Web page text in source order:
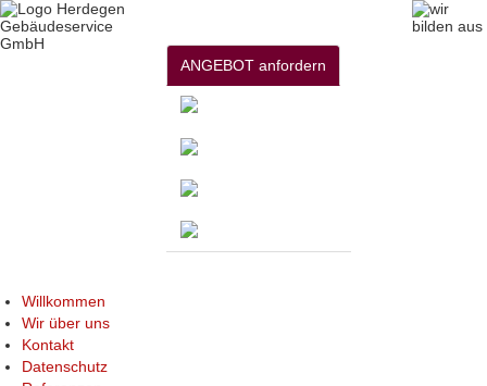
ANGEBOT anfordern
Willkommen
Wir über uns
Kontakt
Datenschutz